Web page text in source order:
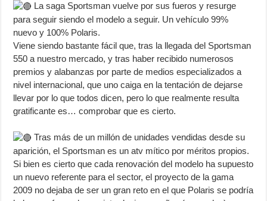
La saga Sportsman vuelve por sus fueros y resurge
para seguir siendo el modelo a seguir. Un vehículo 99%
nuevo y 100% Polaris.
Viene siendo bastante fácil que, tras la llegada del Sportsman
550 a nuestro mercado, y tras haber recibido numerosos
premios y alabanzas por parte de medios especializados a
nivel internacional, que uno caiga en la tentación de dejarse
llevar por lo que todos dicen, pero lo que realmente resulta
gratificante es… comprobar que es cierto.
Tras más de un millón de unidades vendidas desde su
aparición, el Sportsman es un atv mítico por méritos propios.
Si bien es cierto que cada renovación del modelo ha supuesto
un nuevo referente para el sector, el proyecto de la gama
2009 no dejaba de ser un gran reto en el que Polaris se podría